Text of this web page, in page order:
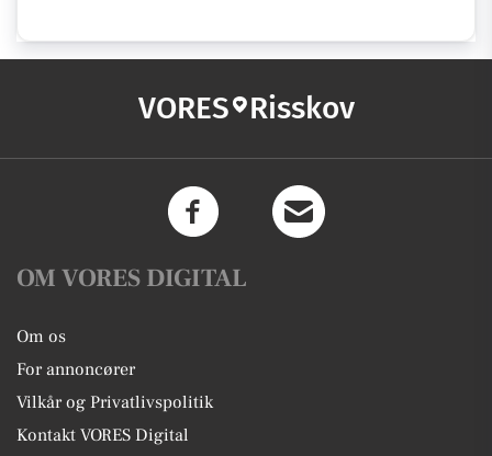
VORES Risskov
OM VORES DIGITAL
Om os
For annoncører
Vilkår og Privatlivspolitik
Kontakt VORES Digital